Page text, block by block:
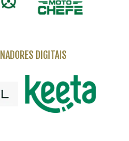
DIGITAIS